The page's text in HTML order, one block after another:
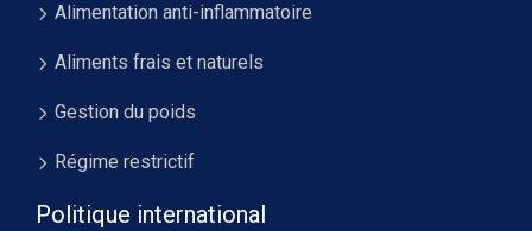
Alimentation anti-inflammatoire
Aliments frais et naturels
Gestion du poids
Régime restrictif
Politique international